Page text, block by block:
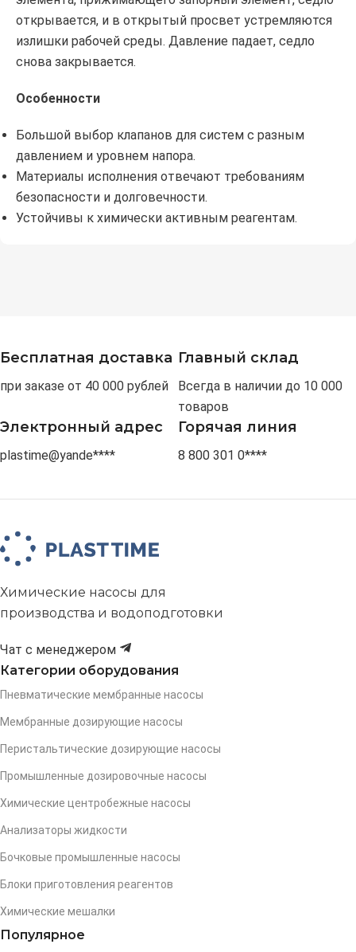
открывается, и в открытый просвет устремляются
излишки рабочей среды. Давление падает, седло
снова закрывается.
Особенности
Большой выбор клапанов для систем с разным
давлением и уровнем напора.
Материалы исполнения отвечают требованиям
безопасности и долговечности.
Устойчивы к химически активным реагентам.
Бесплатная доставка
при заказе от 40 000 рублей
Главный склад
Всегда в наличии до 10 000
товаров
Электронный адрес
plastime@yande****
Горячая линия
8 800 301 0****
Химические насосы для
производства и водоподготовки
Чат с менеджером
Категории оборудования
Пневматические мембранные насосы
Мембранные дозирующие насосы
Перистальтические дозирующие насосы
Промышленные дозировочные насосы
Химические центробежные насосы
Анализаторы жидкости
Бочковые промышленные насосы
Блоки приготовления реагентов
Химические мешалки
Популярное